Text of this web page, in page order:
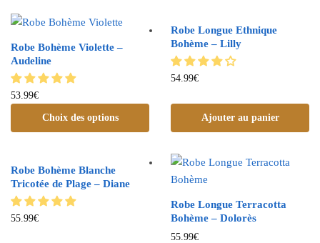
Robe Bohème Violette –
Audeline
53.99€
Choix des options
Robe Longue Ethnique
Bohème – Lilly
54.99€
Ajouter au panier
Robe Bohème Blanche
Tricotée de Plage – Diane
55.99€
Robe Longue Terracotta
Bohème – Dolorès
55.99€